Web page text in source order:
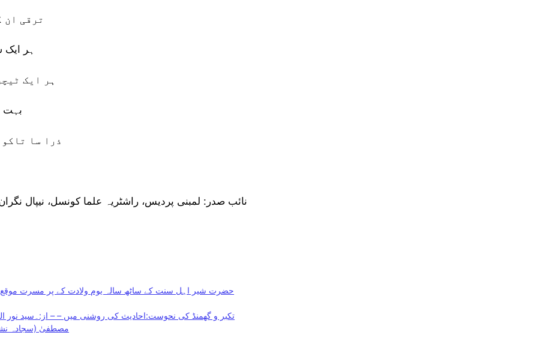
ترقی ان
ہر ایک
ہر ایک
بہت
ذرا سا
نائب صدر: لمبنی پردیس، راشٹریہ علما کونسل، نیپال
حضرت شیر اہل سنت کے ساٹھ سالہ یوم ولادت کے پر مسرت موقع
تکبر و گھمنڈ کی نحوست:احادیث کی روشنی میں – – از:۔سید نور
مصطفیٰ (سجادہ